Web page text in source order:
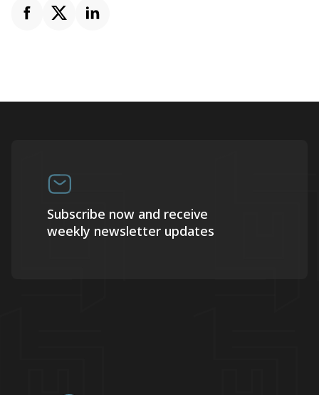
Subscribe now and receive
weekly newsletter updates